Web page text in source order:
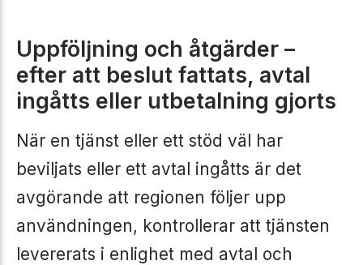
Uppföljning och åtgärder –
efter att beslut fattats, avtal
ingåtts eller utbetalning gjorts
När en tjänst eller ett stöd väl har
beviljats eller ett avtal ingåtts är det
avgörande att regionen följer upp
användningen, kontrollerar att tjänsten
levererats i enlighet med avtal och